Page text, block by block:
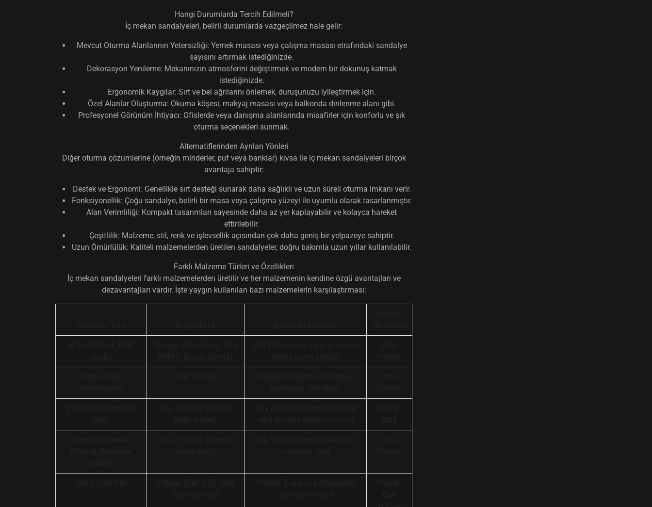
Hangi Durumlarda Tercih Edilmeli?
İç mekan sandalyeleri, belirli durumlarda vazgeçilmez hale gelir:
Mevcut Oturma Alanlarının Yetersizliği: Yemek masası veya çalışma masası etrafındaki sandalye
sayısını artırmak istediğinizde.
Dekorasyon Yenileme: Mekanınızın atmosferini değiştirmek ve modern bir dokunuş katmak
istediğinizde.
Ergonomik Kaygılar: Sırt ve bel ağrılarını önlemek, duruşunuzu iyileştirmek için.
Özel Alanlar Oluşturma: Okuma köşesi, makyaj masası veya balkonda dinlenme alanı gibi.
Profesyonel Görünüm İhtiyacı: Ofislerde veya danışma alanlarında misafirler için konforlu ve şık
oturma seçenekleri sunmak.
Alternatiflerinden Ayrılan Yönleri
Diğer oturma çözümlerine (örneğin minderler, puf veya banklar) kıvsa ile iç mekan sandalyeleri birçok
avantaja sahiptir:
Destek ve Ergonomi: Genellikle sırt desteği sunarak daha sağlıklı ve uzun süreli oturma imkanı verir.
Fonksiyonellik: Çoğu sandalye, belirli bir masa veya çalışma yüzeyi ile uyumlu olarak tasarlanmıştır.
Alan Verimliliği: Kompakt tasarımları sayesinde daha az yer kaplayabilir ve kolayca hareket
ettirilebilir.
Çeşitlilik: Malzeme, stil, renk ve işlevsellik açısından çok daha geniş bir yelpazeye sahiptir.
Uzun Ömürlülük: Kaliteli malzemelerden üretilen sandalyeler, doğru bakımla uzun yıllar kullanılabilir.
Farklı Malzeme Türleri ve Özellikleri
İç mekan sandalyeleri farklı malzemelerden üretilir ve her malzemenin kendine özgü avantajları ve
dezavantajları vardır. İşte yaygın kullanılan bazı malzemelerin karşılaştırması: